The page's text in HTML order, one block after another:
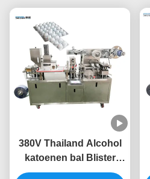
380V Thailand Alcohol
katoenen bal Blister
verpakkingsmachine